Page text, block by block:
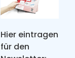
Hier eintragen
für den